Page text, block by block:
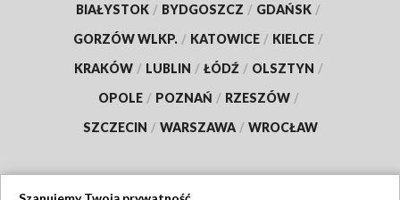
BIAŁYSTOK / BYDGOSZCZ / GDAŃSK /
GORZÓW WLKP. / KATOWICE / KIELCE /
KRAKÓW / LUBLIN / ŁÓDŹ / OLSZTYN /
OPOLE / POZNAŃ / RZESZÓW /
SZCZECIN / WARSZAWA / WROCŁAW